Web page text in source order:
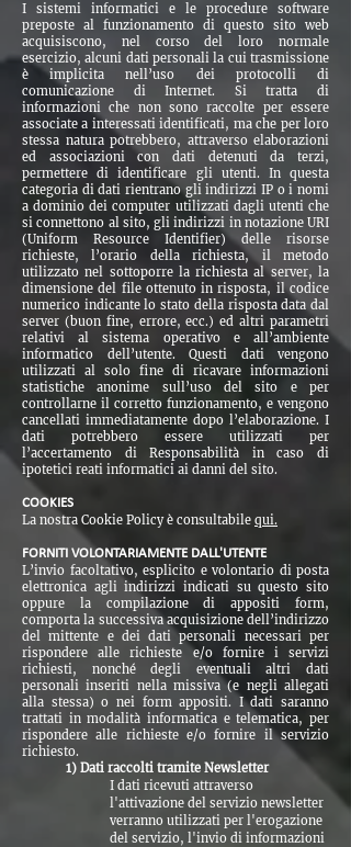
I sistemi informatici e le procedure software
preposte al funzionamento di questo sito web
acquisiscono, nel corso del loro normale
esercizio, alcuni dati personali la cui trasmissione
è implicita nell’uso dei protocolli di
comunicazione di Internet. Si tratta di
informazioni che non sono raccolte per essere
associate a interessati identificati, ma che per loro
stessa natura potrebbero, attraverso elaborazioni
ed associazioni con dati detenuti da terzi,
permettere di identificare gli utenti. In questa
categoria di dati rientrano gli indirizzi IP o i nomi
a dominio dei computer utilizzati dagli utenti che
si connettono al sito, gli indirizzi in notazione URI
(Uniform Resource Identifier) delle risorse
richieste, l’orario della richiesta, il metodo
utilizzato nel sottoporre la richiesta al server, la
dimensione del file ottenuto in risposta, il codice
numerico indicante lo stato della risposta data dal
server (buon fine, errore, ecc.) ed altri parametri
relativi al sistema operativo e all’ambiente
informatico dell’utente. Questi dati vengono
utilizzati al solo fine di ricavare informazioni
statistiche anonime sull’uso del sito e per
controllarne il corretto funzionamento, e vengono
cancellati immediatamente dopo l’elaborazione. I
dati potrebbero essere utilizzati per
l’accertamento di Responsabilità in caso di
ipotetici reati informatici ai danni del sito.
COOKIES
La nostra Cookie Policy è consultabile qui.
FORNITI VOLONTARIAMENTE DALL'UTENTE
L’invio facoltativo, esplicito e volontario di posta
elettronica agli indirizzi indicati su questo sito
oppure la compilazione di appositi form,
comporta la successiva acquisizione dell’indirizzo
del mittente e dei dati personali necessari per
rispondere alle richieste e/o fornire i servizi
richiesti, nonché degli eventuali altri dati
personali inseriti nella missiva (e negli allegati
alla stessa) o nei form appositi. I dati saranno
trattati in modalità informatica e telematica, per
rispondere alle richieste e/o fornire il servizio
richiesto.
1) Dati raccolti tramite Newsletter
I dati ricevuti attraverso
l'attivazione del servizio newsletter
verranno utilizzati per l'erogazione
del servizio, l'invio di informazioni